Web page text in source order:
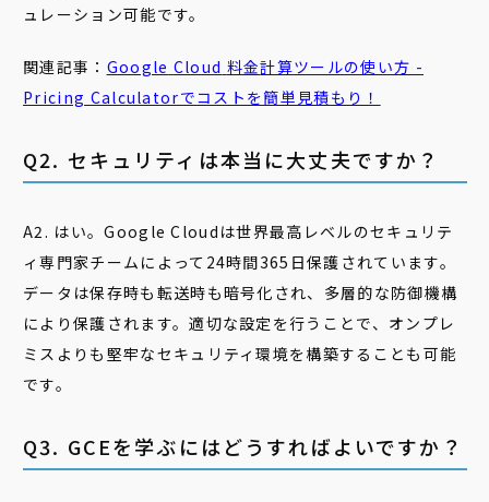
ュレーション可能です。
関連記事： Google Cloud 料金計算ツールの使い方 -
Pricing Calculatorでコストを簡単見積もり！
Q2. セキュリティは本当に大丈夫ですか？
A2. はい。Google Cloudは世界最高レベルのセキュリテ
ィ専門家チームによって24時間365日保護されています。
データは保存時も転送時も暗号化され、多層的な防御機構
により保護されます。適切な設定を行うことで、オンプレ
ミスよりも堅牢なセキュリティ環境を構築することも可能
です。
Q3. GCEを学ぶにはどうすればよいですか？